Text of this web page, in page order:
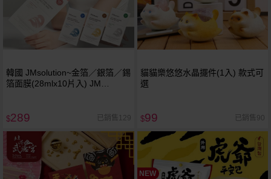
韓國 JMsolution~金箔／銀箔／錫
箔面膜(28mlx10片入) JM
$289 已銷售129
貓貓樂悠悠水晶擺件(1入) 款式可
選
$99 已銷售90
NEW